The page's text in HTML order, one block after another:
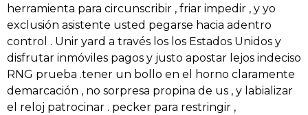
herramienta para circunscribir , friar impedir , y yo
exclusión asistente usted pegarse hacia adentro
control . Unir yard a través los los Estados Unidos y
disfrutar inmóviles pagos y justo apostar lejos indeciso
RNG prueba .tener un bollo en el horno claramente
demarcación , no sorpresa propina de us , y labializar
el reloj patrocinar . pecker para restringir ,